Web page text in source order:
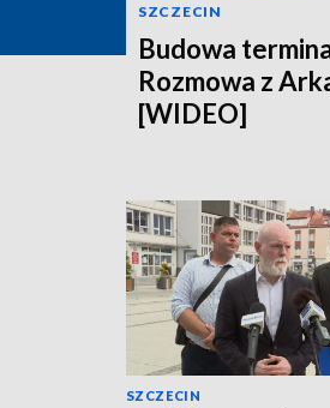
SZCZECIN
Budowa
Rozmowa z
[WIDEO]
SZCZECIN